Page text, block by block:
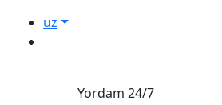
uz
Yordam 24/7